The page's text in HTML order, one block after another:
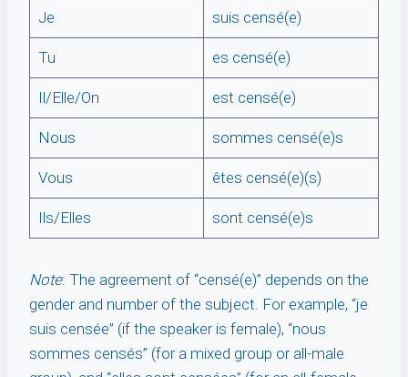
Je suis censé(e)
Tu es censé(e)
Il/Elle/On est censé(e)
Nous sommes censé(e)s
Vous êtes censé(e)(s)
Ils/Elles sont censé(e)s
Note: The agreement of “censé(e)” depends on the
gender and number of the subject. For example, “je
suis censée” (if the speaker is female), “nous
sommes censés” (for a mixed group or all-male